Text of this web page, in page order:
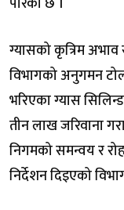
ग्यासको कृत्रिम
विभागको अनुगमन
भरिएका ग्यास
तीन लाख जरिवाना
निगमको समन्वय र
निर्देशन दिइएको